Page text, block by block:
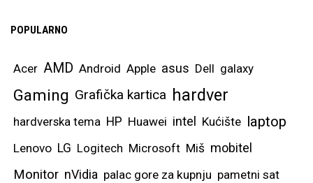
POPULARNO
Acer AMD Android Apple asus Dell galaxy
Gaming Grafička kartica hardver
hardverska tema HP Huawei intel Kućište laptop
Lenovo LG Logitech Microsoft Miš mobitel
Monitor nVidia palac gore za kupnju pametni sat